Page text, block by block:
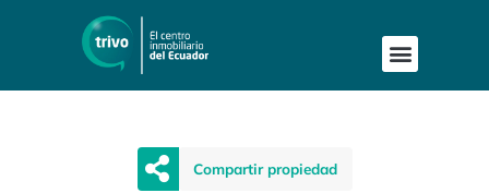
Compartir propiedad